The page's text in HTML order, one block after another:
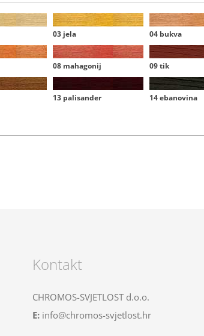
03 jela 04 bukva
08 mahagonij 09 tik
13 palisander 14 ebanovina
Kontakt
CHROMOS-SVJETLOST d.o.o.
E: info@chromos-svjetlost.hr